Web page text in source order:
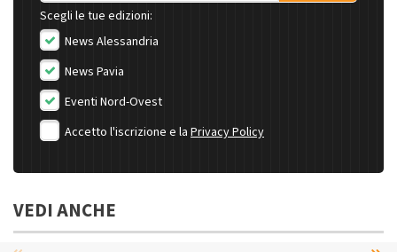
Scegli le tue edizioni:
News Alessandria
News Pavia
Eventi Nord-Ovest
Accetto l'iscrizione e la Privacy Policy
VEDI ANCHE